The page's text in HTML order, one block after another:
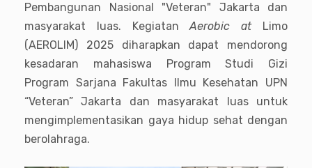
Pembangunan Nasional "Veteran" Jakarta dan
masyarakat luas. KegiatanAerobic atLimo
(AEROLIM) 2025 diharapkan dapat mendorong
kesadaran mahasiswa Program Studi Gizi
Program Sarjana Fakultas Ilmu Kesehatan UPN
“Veteran” Jakarta dan masyarakat luas untuk
mengimplementasikan gaya hidup sehat dengan
berolahraga.